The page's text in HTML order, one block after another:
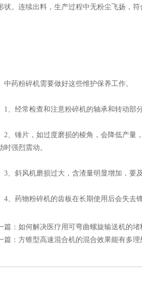
状。连续出料，生产过程中无粉尘飞扬，符
粉碎机需要做好这些维护保养工作。
经常检查和注意粉碎机的轴承和转动部分
锤片，如过度磨损的棱角，会降低产量，
时强烈震动。
斜风机磨损过大，含渣量明显增加，要及
药物粉碎机的齿板在长期使用后会失去锋
篇： 如何解决医疗用可弯曲螺旋输送机的堵
篇： 方锥型高速混合机的混合效果能有多理